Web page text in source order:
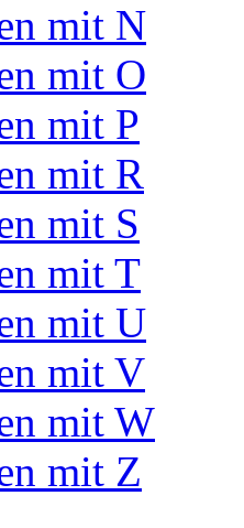
mit N
mit O
mit P
mit R
mit S
mit T
mit U
mit V
mit W
mit Z